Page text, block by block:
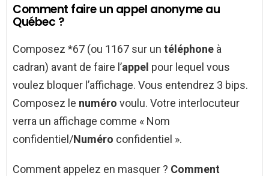
Comment faire un appel anonyme au
Québec ?
Composez *67 (ou 1167 sur un téléphone à
cadran) avant de faire l’appel pour lequel vous
voulez bloquer l’affichage. Vous entendrez 3 bips.
Composez le numéro voulu. Votre interlocuteur
verra un affichage comme « Nom
confidentiel/Numéro confidentiel ».
Comment appelez en masquer ? Comment